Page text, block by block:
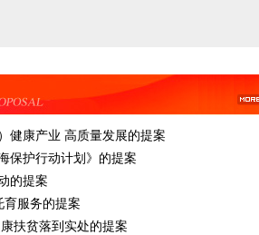
健康产业 高质量发展的提案
保护行动计划》的提案
的提案
育服务的提案
扶贫落到实处的提案